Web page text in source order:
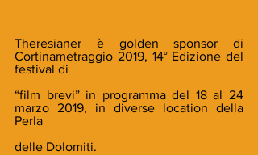
Theresianer è golden sponsor di
Cortinametraggio 2019, 14° Edizione del
festival di
“film brevi” in programma del 18 al 24
marzo 2019, in diverse location della
Perla
delle Dolomiti.